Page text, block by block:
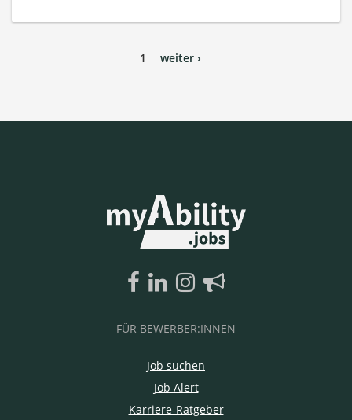
1 weiter ›
FÜR BEWERBER:INNEN
Job suchen
Job Alert
Karriere-Ratgeber